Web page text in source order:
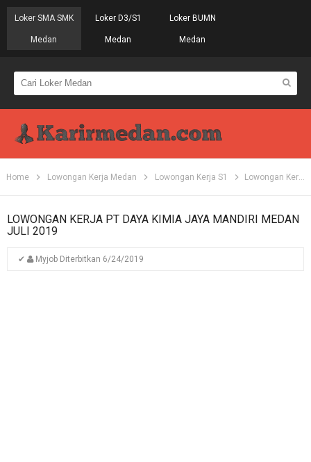
Loker SMA SMK
Medan
Loker D3/S1
Medan
Loker BUMN
Medan
Home Lowongan Kerja Medan Lowongan Kerja S1 Lowongan Kerja PT Daya Kimia Jaya Mandiri Medan Juli 2019
LOWONGAN KERJA PT DAYA KIMIA JAYA MANDIRI MEDAN
JULI 2019
✔ Myjob Diterbitkan 6/24/2019